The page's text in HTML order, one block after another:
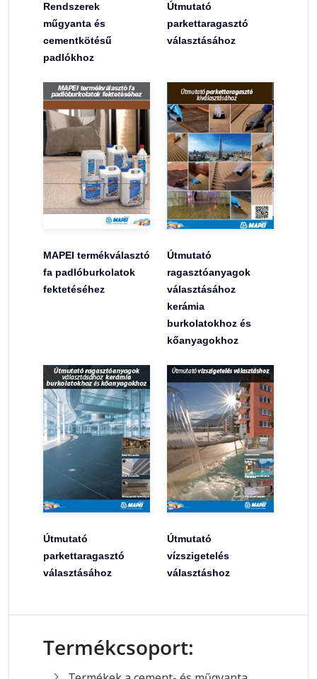
Rendszerek
műgyanta és
cementkötésű
padlókhoz
Útmutató
parkettaragasztó
választásához
MAPEI termékválasztó
fa padlóburkolatok
fektetéséhez
Útmutató
ragasztóanyagok
választásához
kerámia
burkolatokhoz és
kőanyagokhoz
Útmutató
parkettaragasztó
választásához
Útmutató
vízszigetelés
választáshoz
Termékcsoport: